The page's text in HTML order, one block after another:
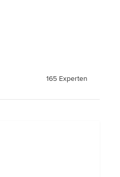
165 Experten